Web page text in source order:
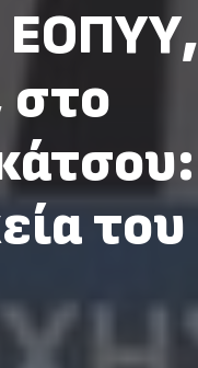
ΕΟΠΥΥ,
του